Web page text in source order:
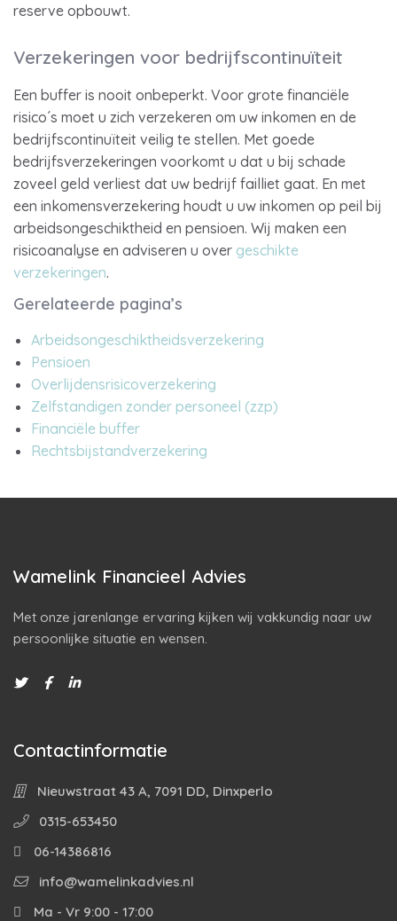
reserve opbouwt.
Verzekeringen voor bedrijfscontinuïteit
Een buffer is nooit onbeperkt. Voor grote financiële
risico´s moet u zich verzekeren om uw inkomen en de
bedrijfscontinuïteit veilig te stellen. Met goede
bedrijfsverzekeringen voorkomt u dat u bij schade
zoveel geld verliest dat uw bedrijf failliet gaat. En met
een inkomensverzekering houdt u uw inkomen op peil bij
arbeidsongeschiktheid en pensioen. Wij maken een
risicoanalyse en adviseren u over geschikte
verzekeringen.
Gerelateerde pagina’s
Arbeidsongeschiktheidsverzekering
Pensioen
Overlijdensrisicoverzekering
Zelfstandigen zonder personeel (zzp)
Financiële buffer
Rechtsbijstandverzekering
Wamelink Financieel Advies
Met onze jarenlange ervaring kijken wij vakkundig naar uw
persoonlijke situatie en wensen.
Contactinformatie
Nieuwstraat 43 A, 7091 DD, Dinxperlo
0315-653450
06-14386816
info@wamelinkadvies.nl
Ma - Vr 9:00 - 17:00